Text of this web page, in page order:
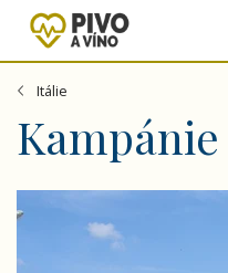
Itálie
Kampánie